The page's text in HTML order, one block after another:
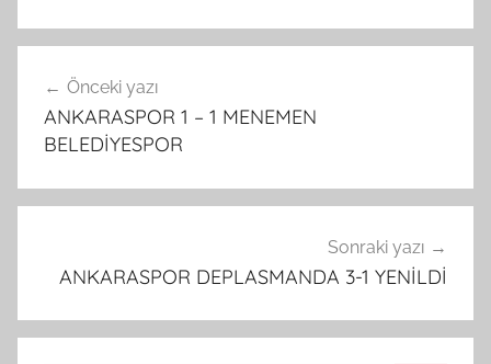
gezinmesi
Önceki yazı
ANKARASPOR 1 – 1 MENEMEN
BELEDİYESPOR
Sonraki yazı
ANKARASPOR DEPLASMANDA 3-1 YENİLDİ